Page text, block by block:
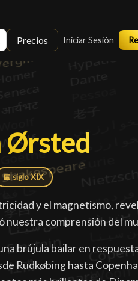
Precios Iniciar Sesión
Ørsted
Ørsted
📅 siglo XIX
y el magnetismo,
nuestra comprensión del
brújula bailar en
Rudkøbing hasta